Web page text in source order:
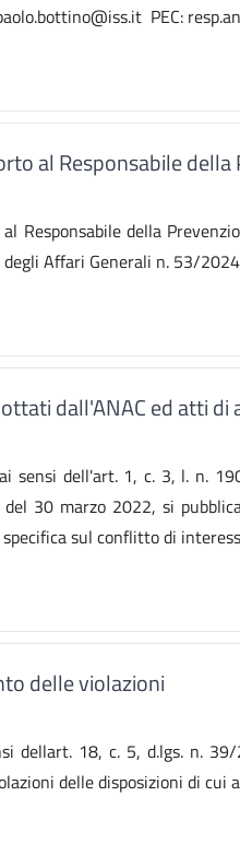
PEC:
al Responsabile della
Responsabile della
Affari Generali n. 53/
dall'ANAC ed atti
sensi dell'art. 1, c. 3, l. n.
del 30 marzo 2022, si
sul conflitto di
delle violazioni
dellart. 18, c. 5, d.lgs. n.
delle disposizioni di cui